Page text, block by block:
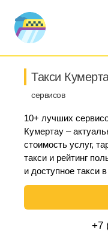
Такси
сервисов
10+ лучших
Кумертау –
стоимость услуг,
такси и рейтинг
и доступное такси
+7